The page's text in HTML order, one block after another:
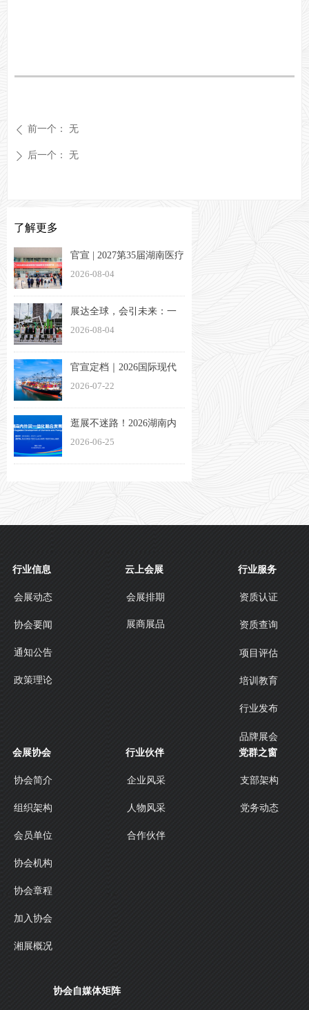
ꄴ 前一个： 无
ꄲ 后一个： 无
了解更多
官宣 | 2027第35届湖南医疗
器械展览会定档3月26-28日
2026-08-04
展达全球，会引未来：一
家湖南会展企业的出海方
2026-08-04
官宣定档｜2026国际现代
物流与交通（长沙）博览
2026-07-22
逛展不迷路！2026湖南内
外贸一体化融合发展博览
2026-06-25
会展动态
协会要闻
通知公告
政策理论
行业信息
会展排期
展商展品
云上会展
资质认证
资质查询
项目评估
培训教育
行业发布
品牌展会
行业服务
协会简介
组织架构
会员单位
协会机构
协会章程
加入协会
湘展概况
会展协会
企业风采
人物风采
合作伙伴
行业伙伴
支部架构
党务动态
党群之窗
协会自媒体矩阵